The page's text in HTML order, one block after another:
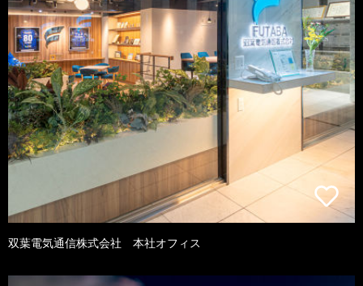
双葉電気通信株式会社 本社オフィス